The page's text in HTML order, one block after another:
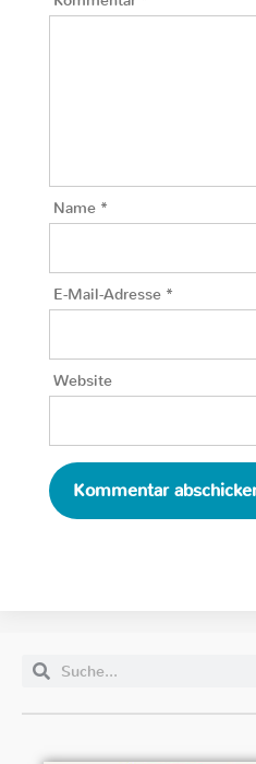
Name *
E-Mail-Adresse *
Website